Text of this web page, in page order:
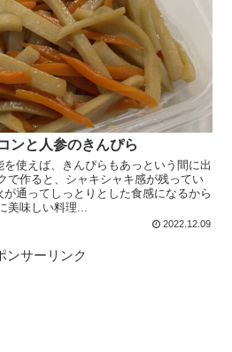
ンと人参のきんぴら
使えば、きんぴらもあっという間に出
で作ると、シャキシャキ感が残ってい
通ってしっとりとした食感になるから
美味しい料理...
2022.12.09
ンサーリンク